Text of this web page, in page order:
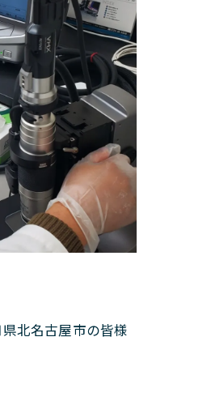
北名古屋市の皆様